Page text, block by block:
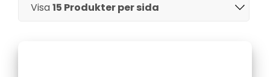
Visa15 Produkter per sida